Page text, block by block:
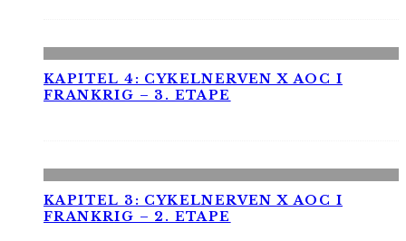
KAPITEL 4: CYKELNERVEN X AOC I
FRANKRIG – 3. ETAPE
KAPITEL 3: CYKELNERVEN X AOC I
FRANKRIG – 2. ETAPE